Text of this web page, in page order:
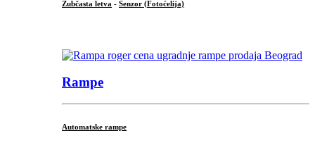
Zubčasta letva - Senzor (Fotoćelija)
Rampe
Automatske rampe